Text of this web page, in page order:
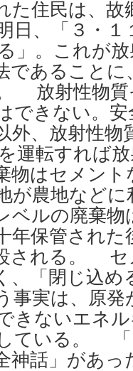
た住民は、故
日、「３・
。これが放
であること
放射性物質
できない。
外、放射性物
転すれば放
物はセメン
が農地など
ベルの廃棄
年保管され
される。 セ
、「閉じ込め
事実は、原発
きないエネ
ている。 「
神話」があっ